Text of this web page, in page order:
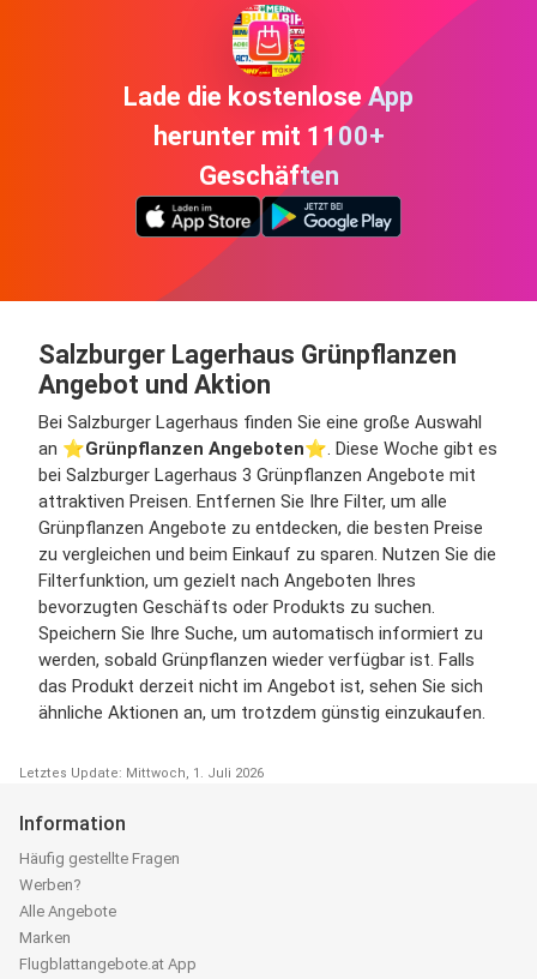
Lade die kostenlose App
herunter mit 1100+
Geschäften
Salzburger Lagerhaus Grünpflanzen
Angebot und Aktion
Bei Salzburger Lagerhaus finden Sie eine große Auswahl
an ⭐️Grünpflanzen Angeboten⭐️. Diese Woche gibt es
bei Salzburger Lagerhaus 3 Grünpflanzen Angebote mit
attraktiven Preisen. Entfernen Sie Ihre Filter, um alle
Grünpflanzen Angebote zu entdecken, die besten Preise
zu vergleichen und beim Einkauf zu sparen. Nutzen Sie die
Filterfunktion, um gezielt nach Angeboten Ihres
bevorzugten Geschäfts oder Produkts zu suchen.
Speichern Sie Ihre Suche, um automatisch informiert zu
werden, sobald Grünpflanzen wieder verfügbar ist. Falls
das Produkt derzeit nicht im Angebot ist, sehen Sie sich
ähnliche Aktionen an, um trotzdem günstig einzukaufen.
Letztes Update: Mittwoch, 1. Juli 2026
Information
Häufig gestellte Fragen
Werben?
Alle Angebote
Marken
Flugblattangebote.at App